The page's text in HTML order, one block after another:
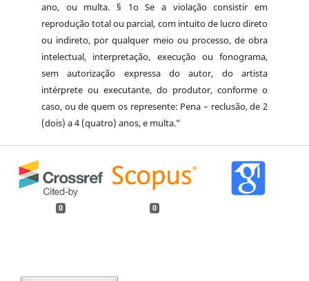
ano, ou multa. § 1o Se a violação consistir em
reprodução total ou parcial, com intuito de lucro direto
ou indireto, por qualquer meio ou processo, de obra
intelectual, interpretação, execução ou fonograma,
sem autorização expressa do autor, do artista
intérprete ou executante, do produtor, conforme o
caso, ou de quem os represente: Pena – reclusão, de 2
(dois) a 4 (quatro) anos, e multa.”
0 0